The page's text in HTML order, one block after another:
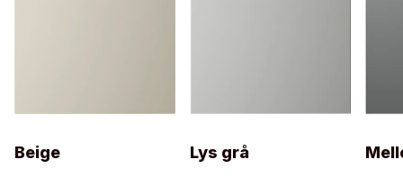
Beige Lys grå